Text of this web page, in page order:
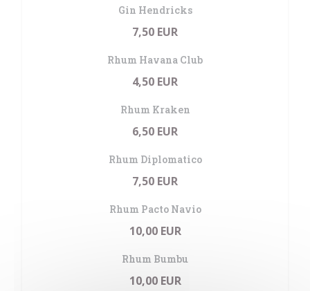
Gin Hendricks
7,50 EUR
Rhum Havana Club
4,50 EUR
Rhum Kraken
6,50 EUR
Rhum Diplomatico
7,50 EUR
Rhum Pacto Navio
10,00 EUR
Rhum Bumbu
10,00 EUR